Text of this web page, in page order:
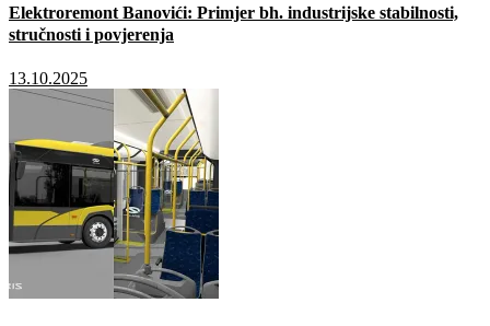
Elektroremont Banovići: Primjer bh. industrijske stabilnosti,
stručnosti i povjerenja
13.10.2025